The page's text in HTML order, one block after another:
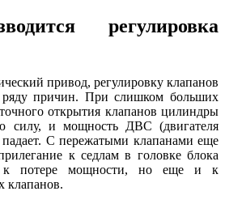
регулировка
привод, регулировку клапанов
ряду причин. При слишком больших
открытия клапанов цилиндры
силу, и мощность ДВС (двигателя
падает. С пережатыми клапанами еще
к седлам в головке блока
к потере мощности, но еще и к
клапанов.